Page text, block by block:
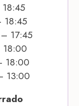
18:45
17:45
18:00
18:00
13:00